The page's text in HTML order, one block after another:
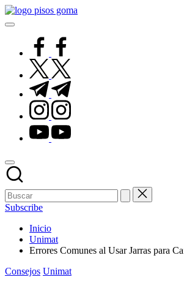
Saltar
al
facebook.com
twitter.com
t.me
instagram.com
youtube.com
Subscribe
Inicio
Unimat
Errores Comunes al Usar Jarras para
Publicado
Consejos Unimat